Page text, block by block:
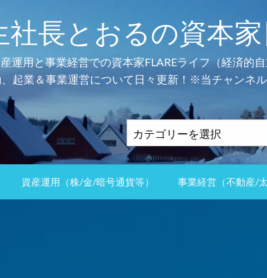
社長とおるの資本
運用と事業経営での資本家FLAREライフ（経済
、起業＆事業運営について日々更新！※当チャンネ
テ
ゴ
リ
資産運用（株/金/暗号通貨等） 事業経営（不動産/